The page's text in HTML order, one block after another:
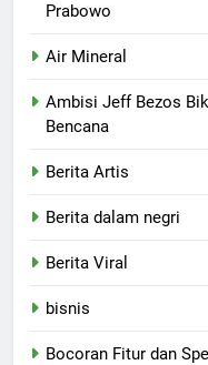
Prabowo
Air Mineral
Ambisi Jeff Bezos
Bencana
Berita Artis
Berita dalam negri
Berita Viral
bisnis
Bocoran Fitur dan